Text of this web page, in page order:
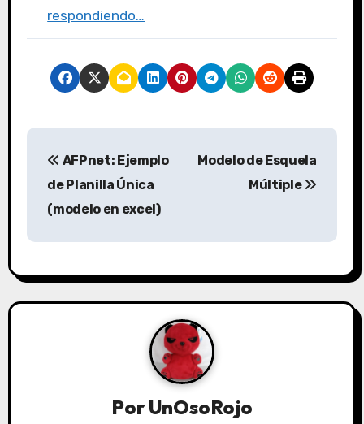
respondiendo…
AFPnet: Ejemplo
de Planilla Única
(modelo en excel)
Modelo de Esquela
Múltiple
PorUnOsoRojo